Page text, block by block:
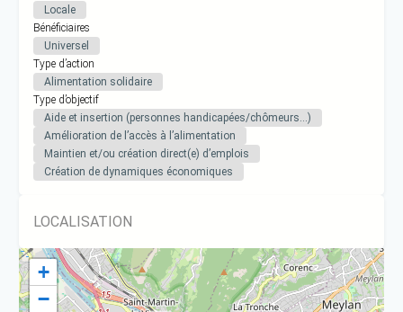
Locale
Bénéficiaires
Universel
Type d’action
Alimentation solidaire
Type d’objectif
Aide et insertion (personnes handicapées/chômeurs…)
Amélioration de l’accès à l’alimentation
Maintien et/ou création direct(e) d’emplois
Création de dynamiques économiques
LOCALISATION
+
−